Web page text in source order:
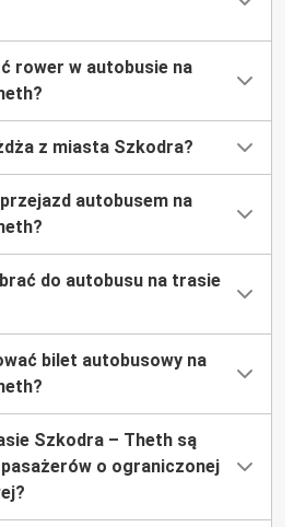
rower w autobusie na
z miasta Szkodra?
autobusem na
do autobusu na trasie
bilet autobusowy na
Szkodra – Theth są
o ograniczonej